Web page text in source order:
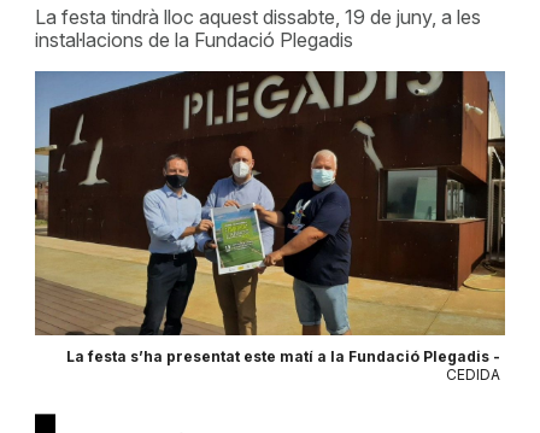
La festa tindrà lloc aquest dissabte, 19 de juny, a les
instal·lacions de la Fundació Plegadis
La festa s’ha presentat este matí a la Fundació Plegadis -
CEDIDA